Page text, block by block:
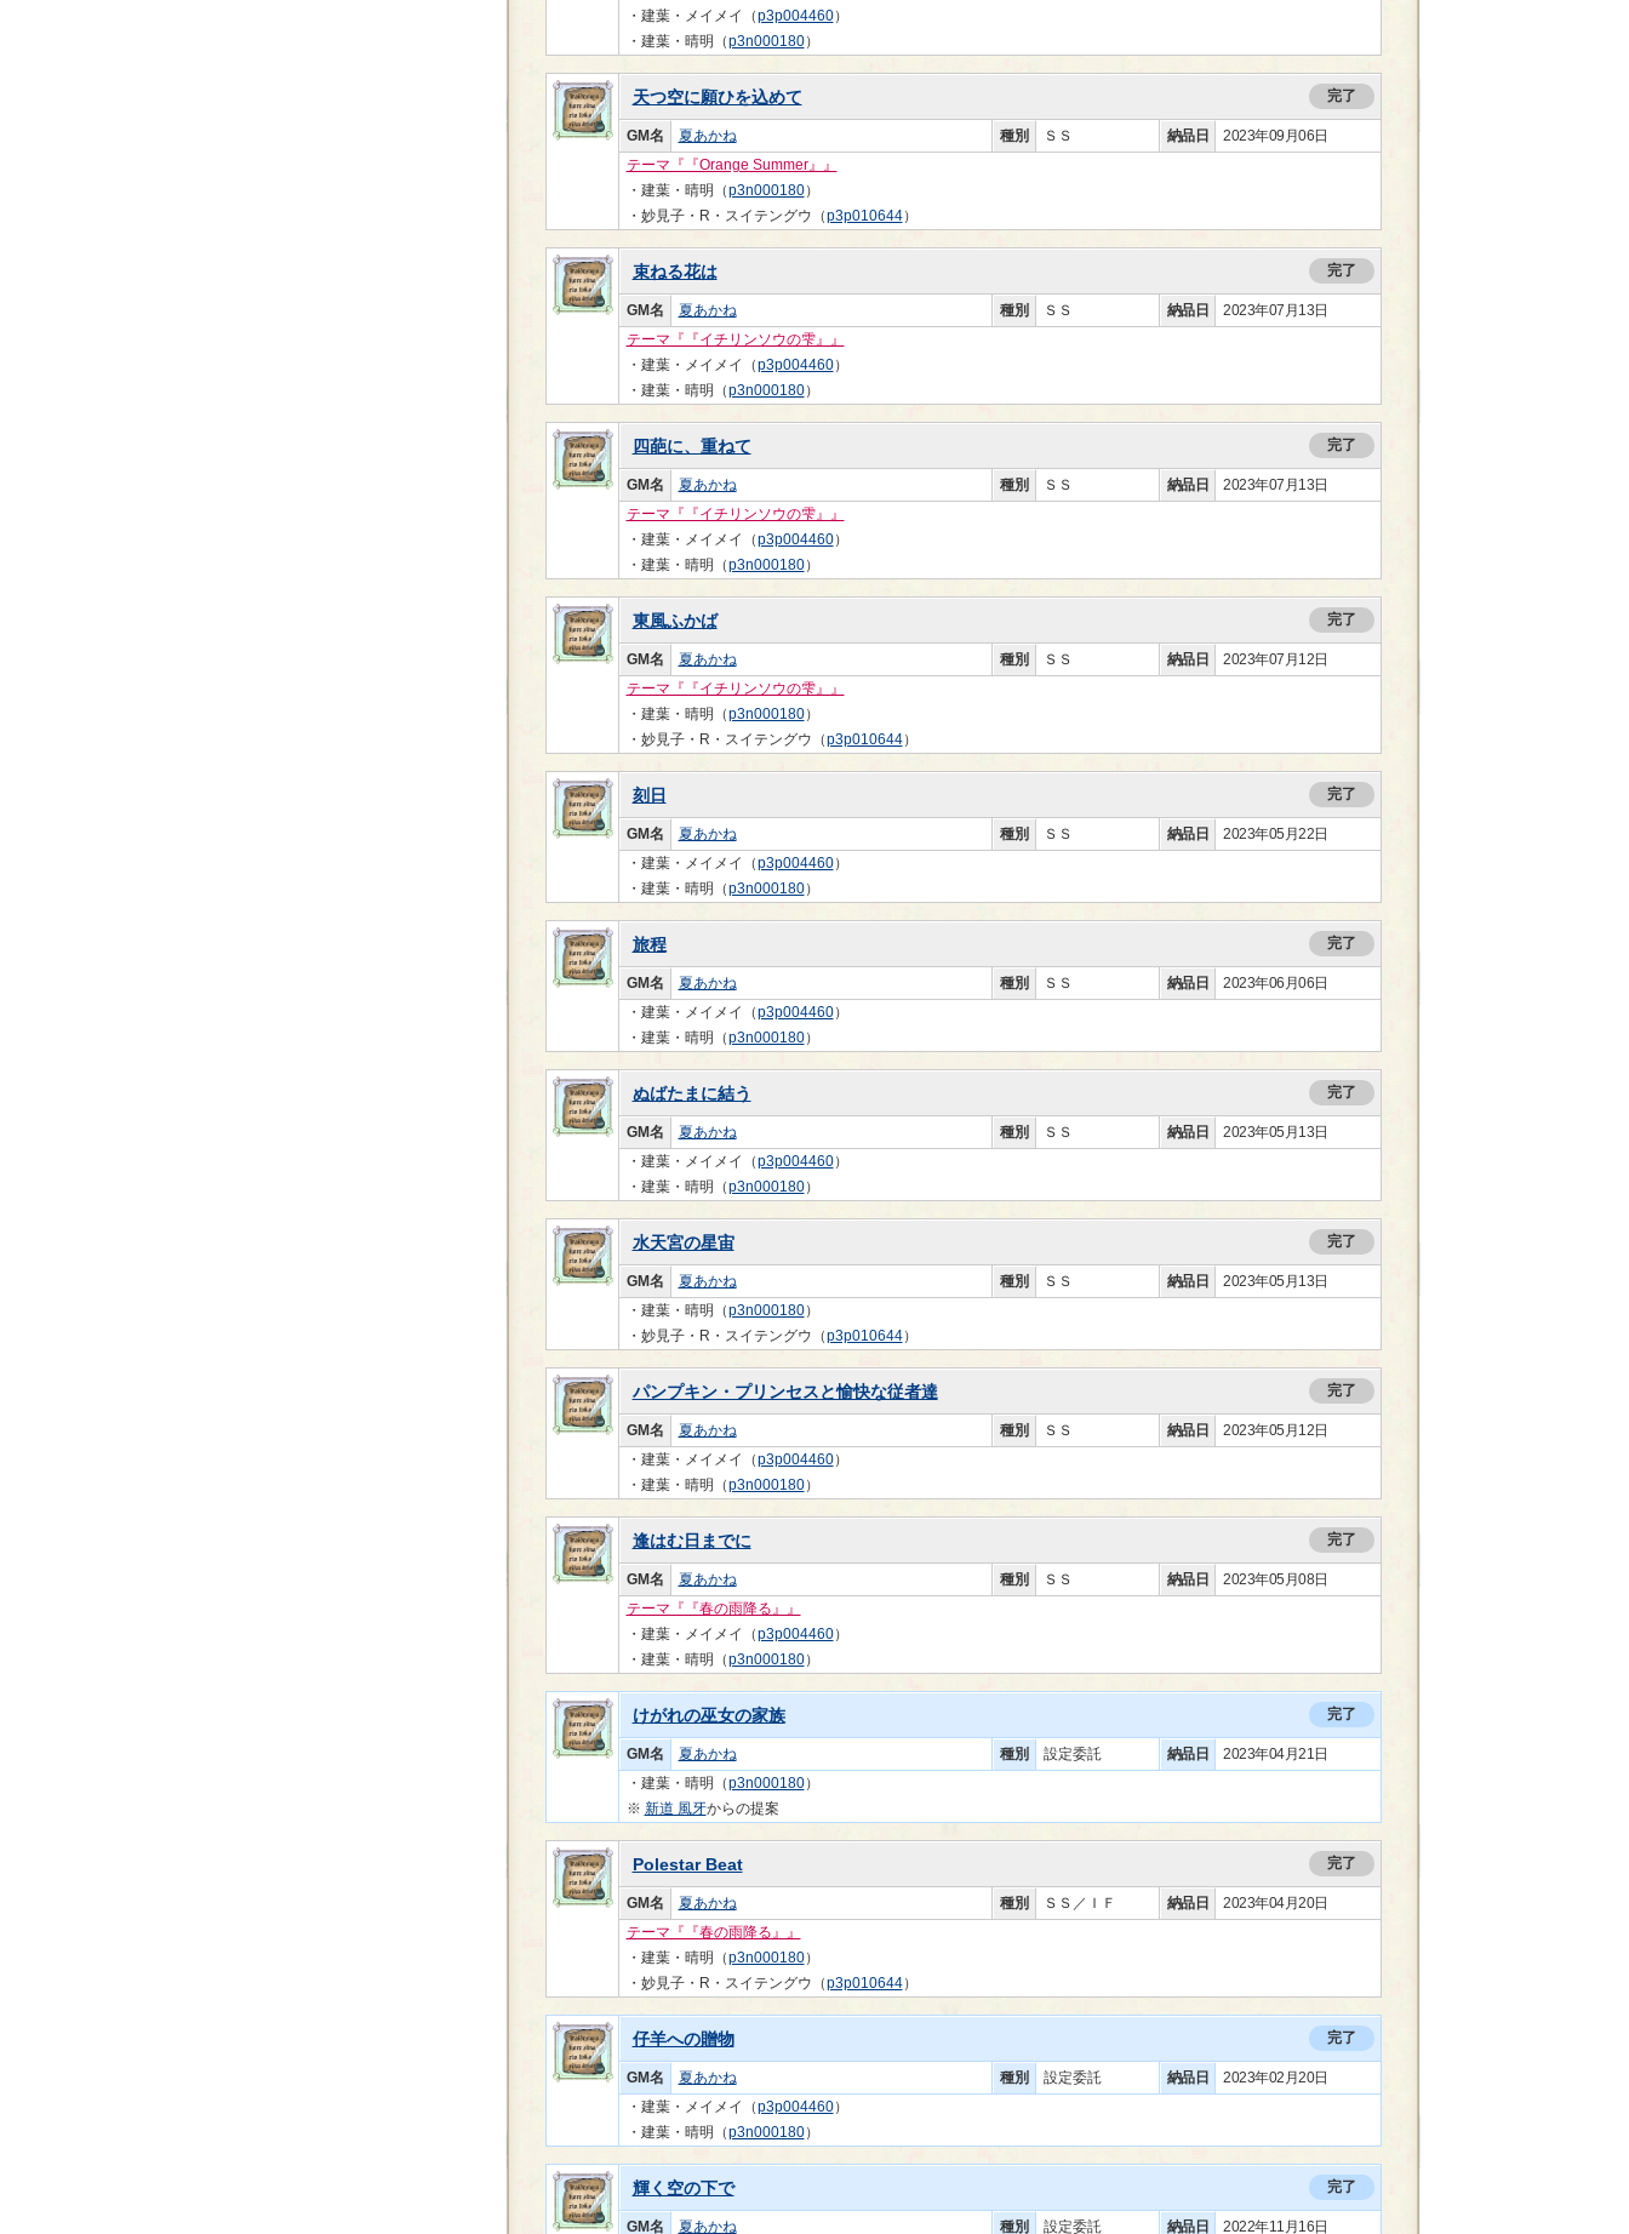
・建葉・メイメイ（p3p004460）
・建葉・晴明（p3n000180）
天つ空に願ひを込めて 完了
GM名 夏あかね 種別 ＳＳ 納品日
2023年09月06日
テーマ『『Orange Summer』』
・建葉・晴明（p3n000180）
・妙見子・R・スイテングウ（p3p010644）
束ねる花は 完了
GM名 夏あかね 種別 ＳＳ 納品日
2023年07月13日
テーマ『『イチリンソウの雫』』
・建葉・メイメイ（p3p004460）
・建葉・晴明（p3n000180）
四葩に、重ねて 完了
GM名 夏あかね 種別 ＳＳ 納品日
2023年07月13日
テーマ『『イチリンソウの雫』』
・建葉・メイメイ（p3p004460）
・建葉・晴明（p3n000180）
東風ふかば 完了
GM名 夏あかね 種別 ＳＳ 納品日
2023年07月12日
テーマ『『イチリンソウの雫』』
・建葉・晴明（p3n000180）
・妙見子・R・スイテングウ（p3p010644）
刻日 完了
GM名 夏あかね 種別 ＳＳ 納品日
2023年05月22日
・建葉・メイメイ（p3p004460）
・建葉・晴明（p3n000180）
旅程 完了
GM名 夏あかね 種別 ＳＳ 納品日
2023年06月06日
・建葉・メイメイ（p3p004460）
・建葉・晴明（p3n000180）
ぬばたまに結う 完了
GM名 夏あかね 種別 ＳＳ 納品日
2023年05月13日
・建葉・メイメイ（p3p004460）
・建葉・晴明（p3n000180）
水天宮の星宙 完了
GM名 夏あかね 種別 ＳＳ 納品日
2023年05月13日
・建葉・晴明（p3n000180）
・妙見子・R・スイテングウ（p3p010644）
パンプキン・プリンセスと愉快な従者達 完了
GM名 夏あかね 種別 ＳＳ 納品日
2023年05月12日
・建葉・メイメイ（p3p004460）
・建葉・晴明（p3n000180）
逢はむ日までに 完了
GM名 夏あかね 種別 ＳＳ 納品日
2023年05月08日
テーマ『『春の雨降る』』
・建葉・メイメイ（p3p004460）
・建葉・晴明（p3n000180）
けがれの巫女の家族 完了
GM名 夏あかね 種別 設定委託 納品日
2023年04月21日
・建葉・晴明（p3n000180）
※ 新道 風牙からの提案
Polestar Beat 完了
GM名 夏あかね 種別 ＳＳ／ＩＦ 納品日
2023年04月20日
テーマ『『春の雨降る』』
・建葉・晴明（p3n000180）
・妙見子・R・スイテングウ（p3p010644）
仔羊への贈物 完了
GM名 夏あかね 種別 設定委託 納品日
2023年02月20日
・建葉・メイメイ（p3p004460）
・建葉・晴明（p3n000180）
輝く空の下で 完了
GM名 夏あかね 種別 設定委託 納品日 2022年11月16日